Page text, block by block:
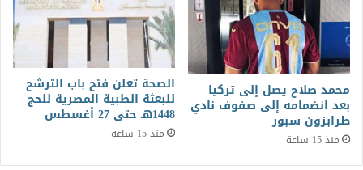
محمد صلاح يصل إلى تركيا
بعد انضمامه إلى صفوف نادي
طرابزون سبور
منذ 15 ساعة
الصحة تعلن فتح باب الترشح
للبعثة الطبية المصرية للحج
1448هـ حتى 27 أغسطس
منذ 15 ساعة